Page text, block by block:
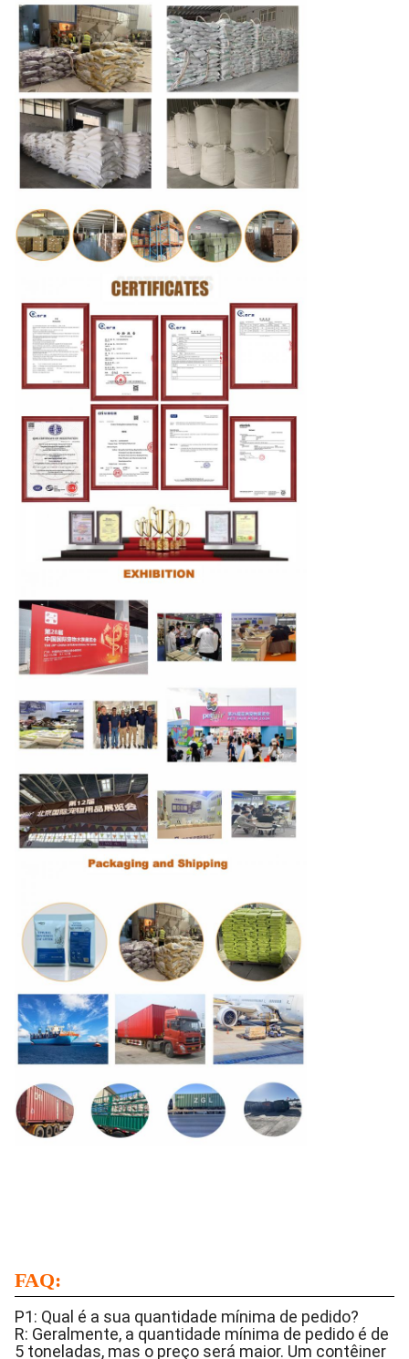
FAQ:
P1: Qual é a sua quantidade mínima de pedido?
R: Geralmente, a quantidade mínima de pedido é de
5 toneladas, mas o preço será maior. Um contêiner